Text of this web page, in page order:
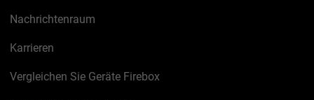
Nachrichtenraum
Karrieren
Vergleichen Sie Geräte Firebox